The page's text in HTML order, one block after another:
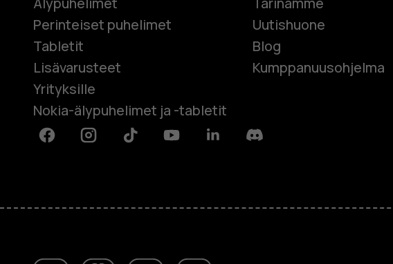
Perinteiset puhelimet
Tabletit
Lisävarusteet
Yrityksille
Nokia-älypuhelimet ja -tabletit
Uutishuone
Blog
Kumppanuusohjelma
FacebookInstagramTiktok YoutubeLinkedinDiscord